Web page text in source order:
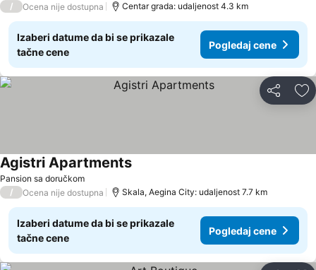
/ Ocena nije dostupna Centar grada: udaljenost 4.3 km
Izaberi datume da bi se prikazale
tačne cene
Pogledaj cene
Deli
Pansion sa doručkom
Agistri Apartments
/ Ocena nije dostupna Skala, Aegina City: udaljenost 7.7 km
Izaberi datume da bi se prikazale
tačne cene
Pogledaj cene